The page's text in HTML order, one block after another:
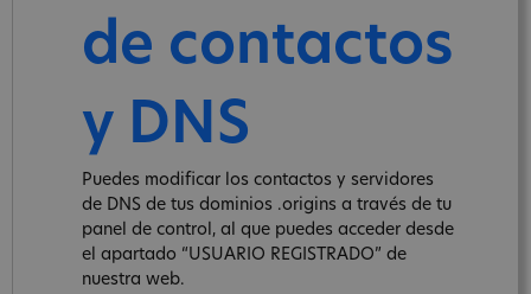
de contactos
y DNS
Puedes modificar los contactos y servidores
de DNS de tus dominios .origins a través de tu
panel de control, al que puedes acceder desde
el apartado “USUARIO REGISTRADO” de
nuestra web.